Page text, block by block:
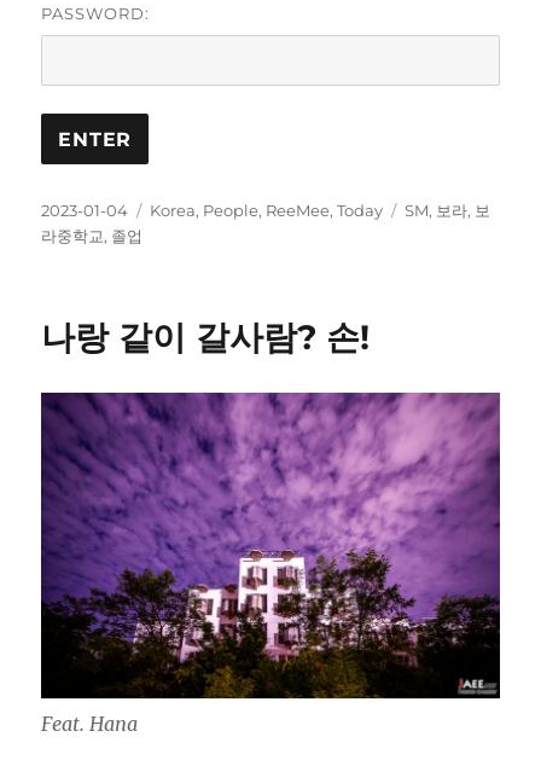
PASSWORD:
Posted
on
2023-01-04 Categories
Korea, People, ReeMee,Today Tags
SM, 보라, 보
라중학교, 졸업
나랑 같이 갈사람? 손!
Feat. Hana